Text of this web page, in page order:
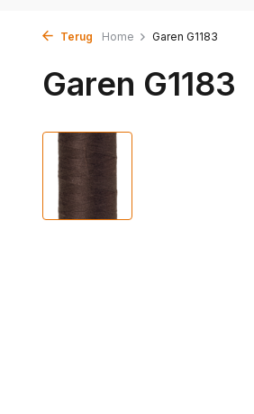
Terug Home Garen G1183
Garen G1183